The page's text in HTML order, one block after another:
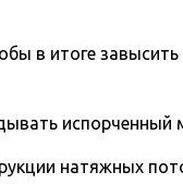
в итоге
испорченный
натяжных